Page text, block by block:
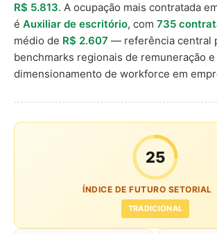
R$ 5.813. A ocupação mais contratada
é Auxiliar de escritório, com 735
médio de R$ 2.607 — referência central
benchmarks regionais de remuneração e
dimensionamento de workforce em
25
ÍNDICE DE FUTURO SETORIAL
TRADICIONAL